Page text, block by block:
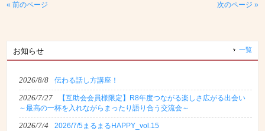
« 前のページ 次のページ »
お知らせ 一覧
2026/8/8 伝わる話し方講座！
2026/7/27
【互助会会員様限定】R8年度つながる楽しさ広がる出会い
～最高の一杯を入れながらまったり語り合う交流会～
2026/7/4 2026/7/5まるまるHAPPY_vol.15